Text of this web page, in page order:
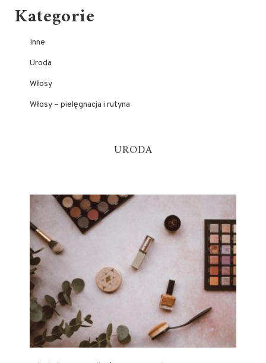
Kategorie
Inne
Uroda
Włosy
Włosy – pielęgnacja i rutyna
URODA